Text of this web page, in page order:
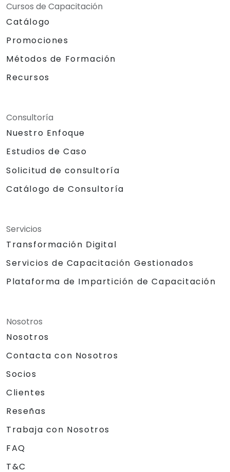
Cursos de Capacitación
Catálogo
Promociones
Métodos de Formación
Recursos
Consultoría
Nuestro Enfoque
Estudios de Caso
Solicitud de consultoría
Catálogo de Consultoría
Servicios
Transformación Digital
Servicios de Capacitación Gestionados
Plataforma de Impartición de Capacitación
Nosotros
Nosotros
Contacta con Nosotros
Socios
Clientes
Reseñas
Trabaja con Nosotros
FAQ
T&C